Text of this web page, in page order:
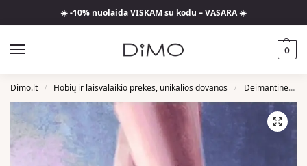
☀️ -10% nuolaida VISKAM su kodu – VASARA ☀️
0
Dimo.lt / Hobių ir laisvalaikio prekės, unikalios dovanos / Deimantinės Mozaikos